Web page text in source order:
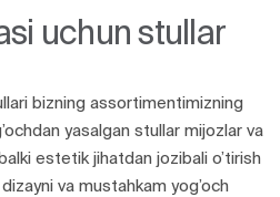
uchun stullar
bizning assortimentimizning
yasalgan stullar mijozlar va
estetik jihatdan jozibali o’tirish
va mustahkam yog’och